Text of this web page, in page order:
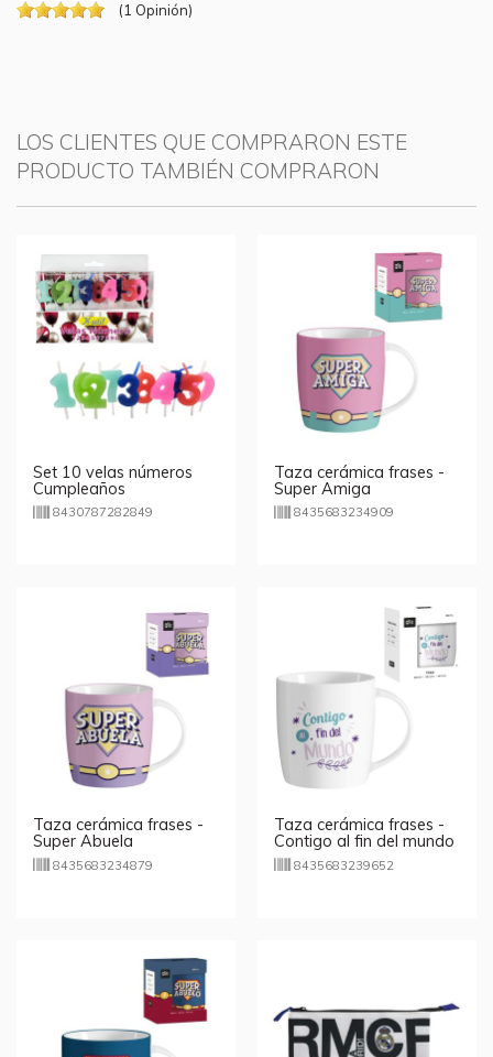
(1 Opinión)
LOS CLIENTES QUE COMPRARON ESTE
PRODUCTO TAMBIÉN COMPRARON
Set 10 velas números
Cumpleaños
8430787282849
Taza cerámica frases -
Super Amiga
8435683234909
Taza cerámica frases -
Super Abuela
8435683234879
Taza cerámica frases -
Contigo al fin del mundo
- modelo 2
8435683239652